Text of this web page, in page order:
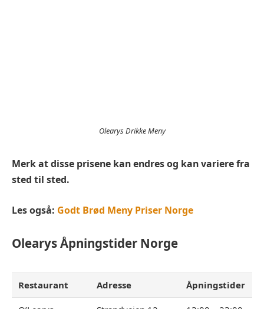
Olearys Drikke Meny
Merk at disse prisene kan endres og kan variere fra
sted til sted.
Les også: Godt Brød Meny Priser Norge
OlearysÅpningstider Norge
Restaurant Adresse Åpningstider